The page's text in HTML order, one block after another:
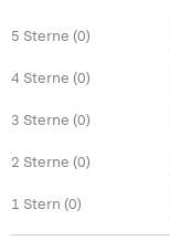
5 Sterne (0)
4 Sterne (0)
3 Sterne (0)
2 Sterne (0)
1 Stern (0)